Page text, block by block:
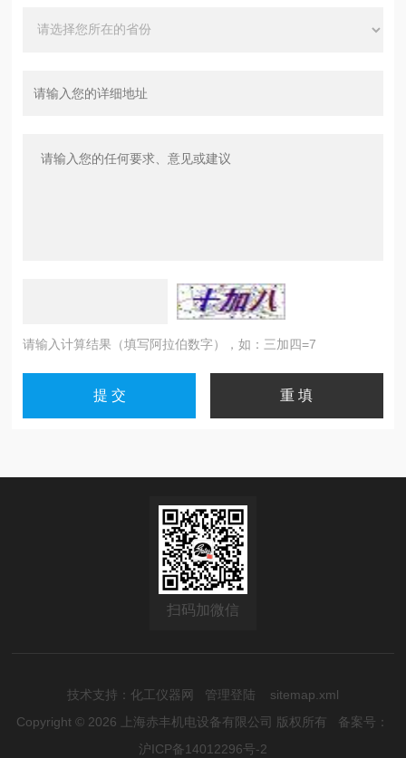
请输入计算结果（填写阿拉伯数字），如：三加四=7
扫码加微信
技术支持： 化工仪器网 管理登陆
sitemap.xml
Copyright © 2026 上海赤丰机电设备有限公司 版权所有 备案号：
沪ICP备14012296号-2